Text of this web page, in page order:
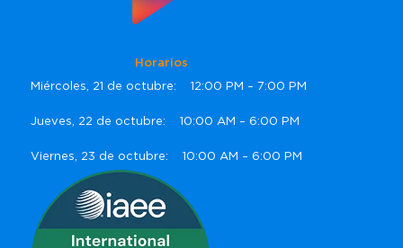
Horarios
Miércoles, 21 de octubre: 12:00 PM – 7:00 PM
Jueves, 22 de octubre: 10:00 AM – 6:00 PM
Viernes, 23 de octubre: 10:00 AM – 6:00 PM